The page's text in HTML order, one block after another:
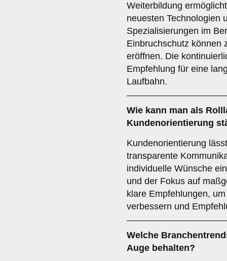
Weiterbildung
neuesten Technologien
Spezialisierungen im
Einbruchschutz können
eröffnen. Die
Empfehlung für eine
Laufbahn.
Wie kann man als
Kundenorientierung
Kundenorientierung
transparente
individuelle Wünsche
und der Fokus auf
klare Empfehlungen,
verbessern und
Welche
Auge behalten?